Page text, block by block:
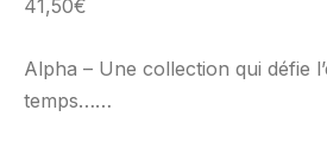
41,50€
Alpha – Une collection qui défie
temps……